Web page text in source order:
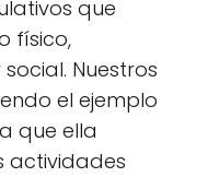
que
físico,
Nuestros
el ejemplo
que ella
actividades